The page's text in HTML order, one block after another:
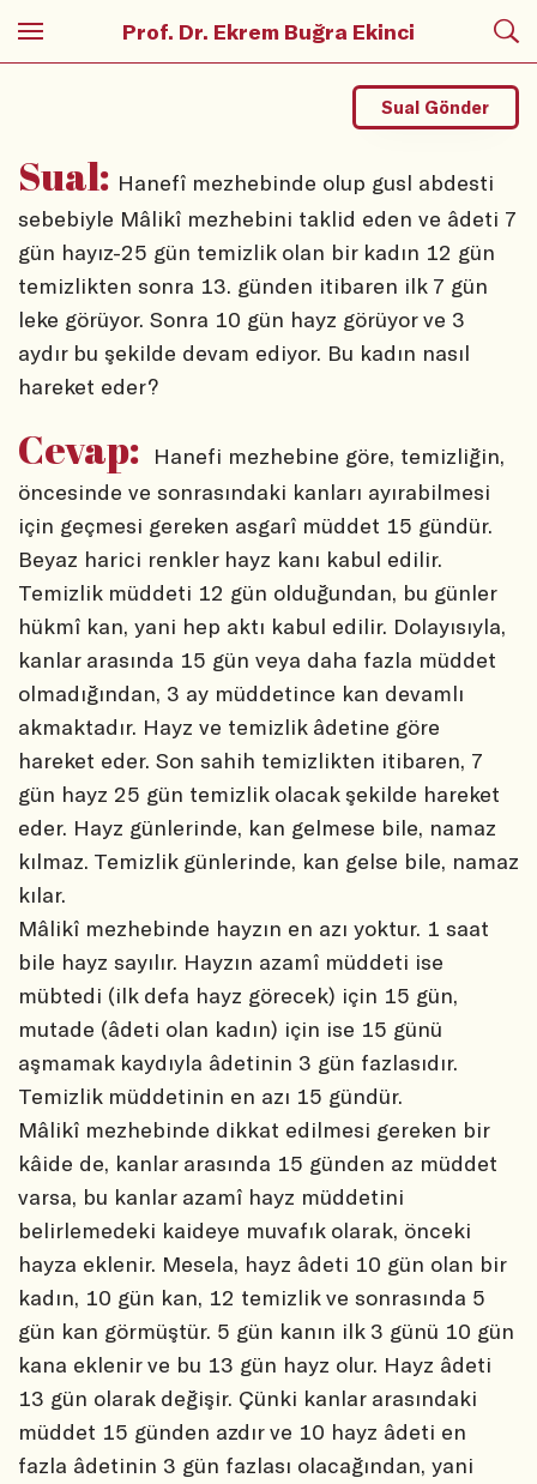
Prof. Dr. Ekrem Buğra Ekinci
Sual: Hanefî mezhebinde olup gusl abdesti
sebebiyle Mâlikî mezhebini taklid eden ve âdeti 7
gün hayız-25 gün temizlik olan bir kadın 12 gün
temizlikten sonra 13. günden itibaren ilk 7 gün
leke görüyor. Sonra 10 gün hayz görüyor ve 3
aydır bu şekilde devam ediyor. Bu kadın nasıl
hareket eder?
Sual Gönder
Cevap:
Hanefi mezhebine göre, temizliğin,
öncesinde ve sonrasındaki kanları ayırabilmesi
için geçmesi gereken asgarî müddet 15 gündür.
Beyaz harici renkler hayz kanı kabul edilir.
Temizlik müddeti 12 gün olduğundan, bu günler
hükmî kan, yani hep aktı kabul edilir. Dolayısıyla,
kanlar arasında 15 gün veya daha fazla müddet
olmadığından, 3 ay müddetince kan devamlı
akmaktadır. Hayz ve temizlik âdetine göre
hareket eder. Son sahih temizlikten itibaren, 7
gün hayz 25 gün temizlik olacak şekilde hareket
eder. Hayz günlerinde, kan gelmese bile, namaz
kılmaz. Temizlik günlerinde, kan gelse bile, namaz
kılar.
Mâlikî mezhebinde hayzın en azı yoktur. 1 saat
bile hayz sayılır. Hayzın azamî müddeti ise
mübtedi (ilk defa hayz görecek) için 15 gün,
mutade (âdeti olan kadın) için ise 15 günü
aşmamak kaydıyla âdetinin 3 gün fazlasıdır.
Temizlik müddetinin en azı 15 gündür.
Mâlikî mezhebinde dikkat edilmesi gereken bir
kâide de, kanlar arasında 15 günden az müddet
varsa, bu kanlar azamî hayz müddetini
belirlemedeki kaideye muvafık olarak, önceki
hayza eklenir. Mesela, hayz âdeti 10 gün olan bir
kadın, 10 gün kan, 12 temizlik ve sonrasında 5
gün kan görmüştür. 5 gün kanın ilk 3 günü 10 gün
kana eklenir ve bu 13 gün hayz olur. Hayz âdeti
13 gün olarak değişir. Çünki kanlar arasındaki
müddet 15 günden azdır ve 10 hayz âdeti en
fazla âdetinin 3 gün fazlası olacağından, yani